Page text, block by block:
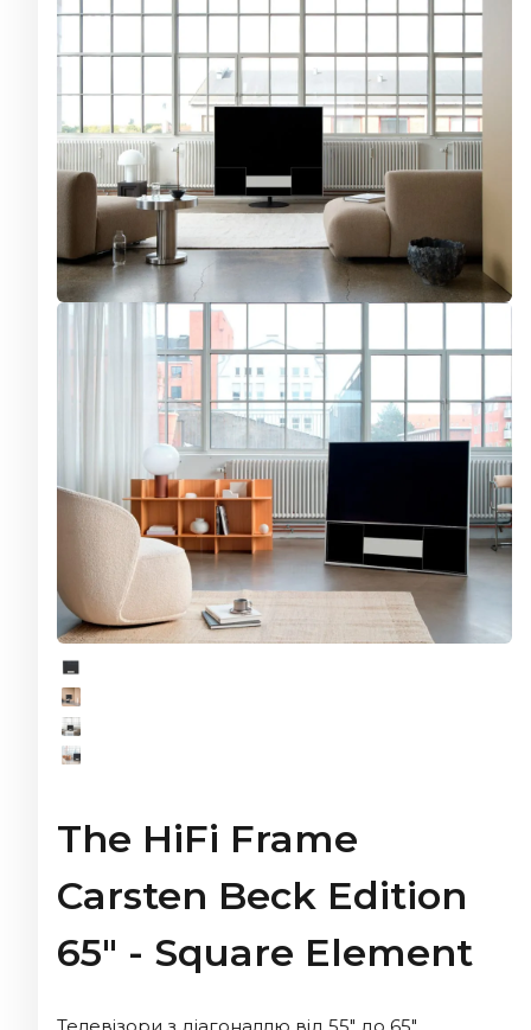
The HiFi Frame
Carsten Beck Edition
65" - Square Element